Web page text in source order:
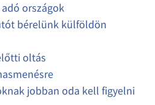
országok
bérelünk külföldön
oltás
jobban oda kell figyelni